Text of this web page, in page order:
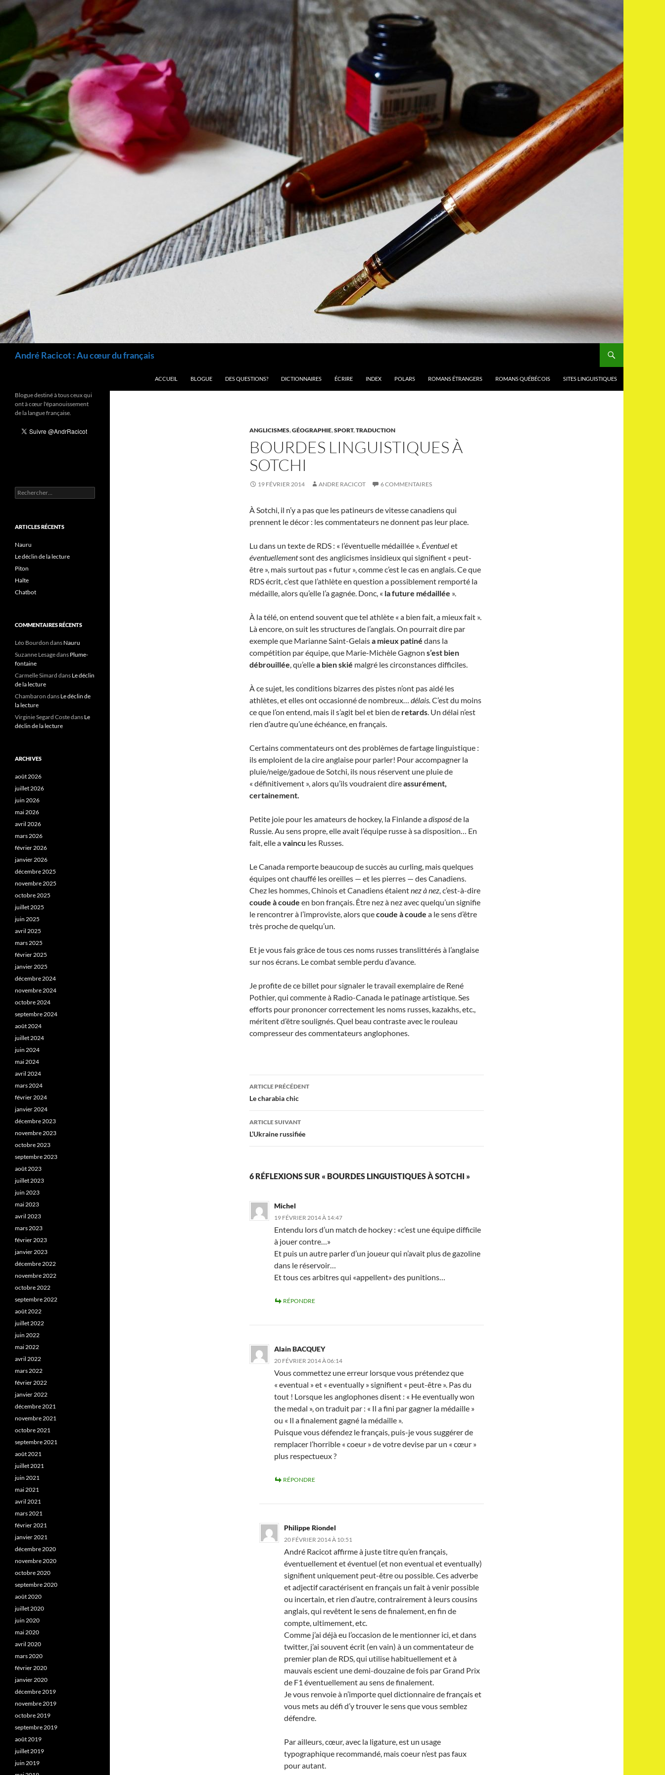
André Racicot : Au cœur du français
ACCUEIL
BLOGUE DES QUESTIONS? DICTIONNAIRES ÉCRIRE INDEX POLARS ROMANS ÉTRANGERS ROMANS QUÉBÉCOIS SITES LINGUISTIQUES
ANGLICISMES,GÉOGRAPHIE,SPORT,TRADUCTION
BOURDES LINGUISTIQUES À
SOTCHI
19 FÉVRIER 2014 ANDRE RACICOT 6 COMMENTAIRES
À Sotchi, il n’y a pas que les patineurs de vitesse canadiens qui
prennent le décor : les commentateurs ne donnent pas leur place.
Lu dans un texte de RDS : « l’éventuelle médaillée ». Éventuelet
éventuellementsont des anglicismes insidieux qui signifient « peut-
être », mais surtout pas « futur », comme c’est le cas en anglais. Ce que
RDS écrit, c’est que l’athlète en question a possiblement remporté la
médaille, alors qu’elle l’a gagnée. Donc, « la future médaillée ».
À la télé, on entend souvent que tel athlète « a bien fait, a mieux fait ».
Là encore, on suit les structures de l’anglais. On pourrait dire par
exemple que Marianne Saint-Gelaisa mieux patiné dans la
compétition par équipe, que Marie-Michèle Gagnon s’est bien
débrouillée, qu’ellea bien skié malgré les circonstances difficiles.
À ce sujet, les conditions bizarres des pistes n’ont pas aidé les
athlètes, et elles ont occasionné de nombreux… délais.C’est du moins
ce que l’on entend, mais il s’agit bel et bien de retards. Un délai n’est
rien d’autre qu’une échéance, en français.
Certains commentateurs ont des problèmes de fartage linguistique :
ils emploient de la cire anglaise pour parler! Pour accompagner la
pluie/neige/gadoue de Sotchi, ils nous réservent une pluie de
« définitivement », alors qu’ils voudraient direassurément,
certainement.
Petite joie pour les amateurs de hockey, la Finlande adisposéde la
Russie. Au sens propre, elle avait l’équipe russe à sa disposition… En
fait, elle avaincu les Russes.
Le Canada remporte beaucoup de succès au curling, mais quelques
équipes ont chauffé les oreilles — et les pierres — des Canadiens.
Chez les hommes, Chinois et Canadiens étaientnez à nez, c’est-à-dire
coude à coude en bon français. Être nez à nez avec quelqu’un signifie
le rencontrer à l’improviste, alors quecoude à coude a le sens d’être
très proche de quelqu’un.
Et je vous fais grâce de tous ces noms russes translittérés à l’anglaise
sur nos écrans. Le combat semble perdu d’avance.
Je profite de ce billet pour signaler le travail exemplaire de René
Pothier, qui commente à Radio-Canada le patinage artistique. Ses
efforts pour prononcer correctement les noms russes, kazakhs, etc.,
méritent d’être soulignés. Quel beau contraste avec le rouleau
compresseur des commentateurs anglophones.
Navigation
des
articles
ARTICLE PRÉCÉDENT
Le charabia chic
ARTICLE SUIVANT
L’Ukraine russifiée
6 RÉFLEXIONS SUR « BOURDES LINGUISTIQUES À SOTCHI »
Michel
19 FÉVRIER 2014 À 14:47
Entendu lors d’un match de hockey : «c’est une équipe difficile
à jouer contre…»
Et puis un autre parler d’un joueur qui n’avait plus de gazoline
dans le réservoir…
Et tous ces arbitres qui «appellent» des punitions…
RÉPONDRE
Alain BACQUEY
20 FÉVRIER 2014 À 06:14
Vous commettez une erreur lorsque vous prétendez que
« eventual » et « eventually » signifient « peut-être ». Pas du
tout ! Lorsque les anglophones disent : « He eventually won
the medal », on traduit par : « Il a fini par gagner la médaille »
ou « Il a finalement gagné la médaille ».
Puisque vous défendez le français, puis-je vous suggérer de
remplacer l’horrible « coeur » de votre devise par un « cœur »
plus respectueux ?
RÉPONDRE
Philippe Riondel
20 FÉVRIER 2014 À 10:51
André Racicot affirme à juste titre qu’en français,
éventuellement et éventuel (et non eventual et eventually)
signifient uniquement peut-être ou possible. Ces adverbe
et adjectif caractérisent en français un fait à venir possible
ou incertain, et rien d’autre, contrairement à leurs cousins
anglais, qui revêtent le sens de finalement, en fin de
compte, ultimement, etc.
Comme j’ai déjà eu l’occasion de le mentionner ici, et dans
twitter, j’ai souvent écrit (en vain) à un commentateur de
premier plan de RDS, qui utilise habituellement et à
mauvais escient une demi-douzaine de fois par Grand Prix
de F1 éventuellement au sens de finalement.
Je vous renvoie à n’importe quel dictionnaire de français et
vous mets au défi d’y trouver le sens que vous semblez
défendre.
Par ailleurs, cœur, avec la ligature, est un usage
typographique recommandé, mais coeur n’est pas faux
pour autant.
Blogue destiné à tous ceux qui
ont à cœur l'épanouissement
de la langue française.
Rechercher :
ARTICLES RÉCENTS
Nauru
Le déclin de la lecture
Piton
Halte
Chatbot
COMMENTAIRES RÉCENTS
Léo Bourdon dans Nauru
Suzanne Lesagedans Plume-
fontaine
Carmelle Simard dans Le déclin
de la lecture
Chambaron dans Le déclin de
la lecture
Virginie Segard Costedans Le
déclin de la lecture
ARCHIVES
août 2026
juillet 2026
juin 2026
mai 2026
avril 2026
mars 2026
février 2026
janvier 2026
décembre 2025
novembre 2025
octobre 2025
juillet 2025
juin 2025
avril 2025
mars 2025
février 2025
janvier 2025
décembre 2024
novembre 2024
octobre 2024
septembre 2024
août 2024
juillet 2024
juin 2024
mai 2024
avril 2024
mars 2024
février 2024
janvier 2024
décembre 2023
novembre 2023
octobre 2023
septembre 2023
août 2023
juillet 2023
juin 2023
mai 2023
avril 2023
mars 2023
février 2023
janvier 2023
décembre 2022
novembre 2022
octobre 2022
septembre 2022
août 2022
juillet 2022
juin 2022
mai 2022
avril 2022
mars 2022
février 2022
janvier 2022
décembre 2021
novembre 2021
octobre 2021
septembre 2021
août 2021
juillet 2021
juin 2021
mai 2021
avril 2021
mars 2021
février 2021
janvier 2021
décembre 2020
novembre 2020
octobre 2020
septembre 2020
août 2020
juillet 2020
juin 2020
mai 2020
avril 2020
mars 2020
février 2020
janvier 2020
décembre 2019
novembre 2019
octobre 2019
septembre 2019
août 2019
juillet 2019
juin 2019